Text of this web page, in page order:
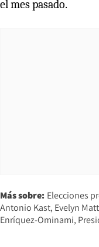
el mes pasado.
Más sobre: Elecciones
Antonio Kast Evelyn
Enríquez-Ominami